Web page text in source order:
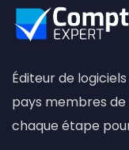
Éditeur de
pays membres de
chaque étape